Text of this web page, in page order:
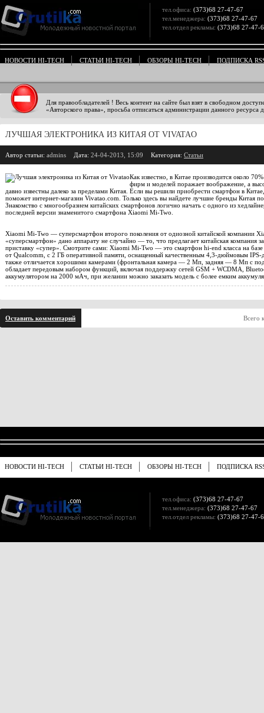
тел.офиса: (373)68 27-47-67
тел.менеджера: (373)68 27-47-67
тел.отдел рекламы: (373)68 27-47-
НОВОСТИ HI-TECH СТАТЬИ HI-TECH ОБЗОРЫ HI-TECH ПОДПИСКА
Для правообладателей ! Весь контент на сайте был взят в свободном
«Авторского права», просьба отписаться администрации данного ресурса
ЛУЧШАЯ ЭЛЕКТРОНИКА ИЗ КИТАЯ ОТ VIVATAO
Автор статьи: admins Дата: 24-04-2013, 15:09 Категория: Статьи
Как известно, в Китае производится около
фирм и моделей поражает воображение, а
давно известны далеко за пределами Китая. Если вы решили приобрести смартфон в
поможет интернет-магазин Vivatao.com. Только здесь вы найдете лучшие бренды Китая
Знакомство с многообразием китайских смартфонов логично начать с одного из
последней версии знаменитого смартфона Xiaomi Mi-Two.
Xiaomi Mi-Two — суперсмартфон второго поколения от одиозной китайской компании
«суперсмартфон» дано аппарату не случайно — то, что предлагает китайская компания
приставку «супер». Смотрите сами: Xiaomi Mi-Two — это смартфон hi-end класса на
от Qualcomm, с 2 ГБ оперативной памяти, оснащенный качественным 4,3-дюймовым
также отличается хорошими камерами (фронтальная камера — 2 Мп, задняя — 8 Мп с
обладает передовым набором функций, включая поддержку сетей GSM + WCDMA,
аккумулятором на 2000 мАч, при желании можно заказать модель с более емким
Оставить комментарий Всего
НОВОСТИ HI-TECH СТАТЬИ HI-TECH ОБЗОРЫ HI-TECH ПОДПИСКА
тел.офиса: (373)68 27-47-67
тел.менеджера: (373)68 27-47-67
тел.отдел рекламы: (373)68 27-47-